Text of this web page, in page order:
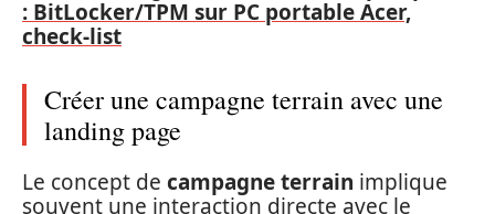
: BitLocker/TPM sur PC portable Acer,
check-list
Créer une campagne terrain avec une
landing page
Le concept de campagne terrain implique
souvent une interaction directe avec le